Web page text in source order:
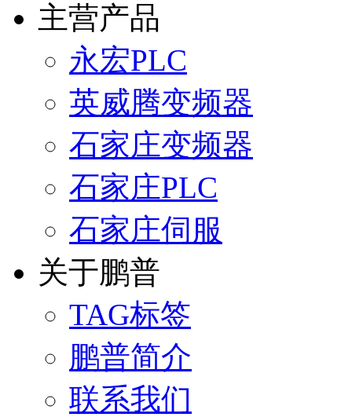
主营产品
永宏PLC
英威腾变频器
石家庄变频器
石家庄PLC
石家庄伺服
关于鹏普
TAG标签
鹏普简介
联系我们